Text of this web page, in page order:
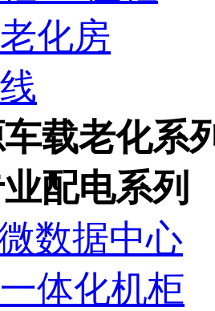
化房
载老化系
配电系列
数据中心
体化机柜